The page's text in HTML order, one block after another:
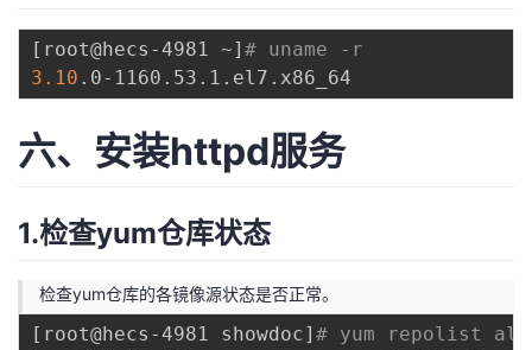
[ root@hecs-4981 ~] # uname -r
3.10
六、安装httpd服务
1.检查yum仓库状态
检查yum仓库的各镜像源状态是否正常。
[ root@hecs-4981 showdoc] # yum repolist all